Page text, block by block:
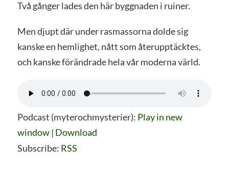
Två gånger lades den här byggnaden i ruiner.
Men djupt där under rasmassorna dolde sig
kanske en hemlighet, nått som återupptäcktes,
och kanske förändrade hela vår moderna värld.
Podcast (myterochmysterier): Play in new
window| Download
Subscribe: RSS